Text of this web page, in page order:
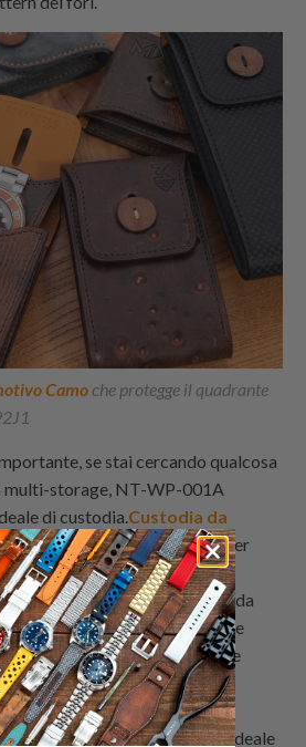
Camo che protegge il quadrante
se stai cercando qualcosa
multi-storage, NT-WP-001A
di custodia.Custodia da
per orologiè una custodia per
da viaggio tutto in uno per
attrezzi per orologi, una comoda
storage. Ha anche due tasche
nelle tasche superiore e
per orologi in pelle sono
o idee regalo per le tue
da viaggio per orologi è ideale